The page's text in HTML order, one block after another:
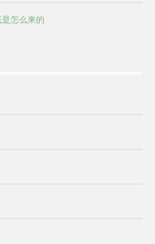
怎么来的